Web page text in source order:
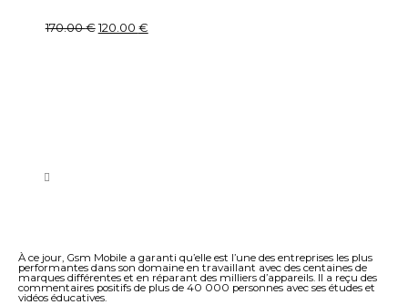
170.00€120.00 €
À ce jour, Gsm Mobile a garanti qu’elle est l’une des entreprises les plus
performantes dans son domaine en travaillant avec des centaines de
marques différentes et en réparant des milliers d’appareils. Il a reçu des
commentaires positifs de plus de 40 000 personnes avec ses études et
vidéos éducatives.